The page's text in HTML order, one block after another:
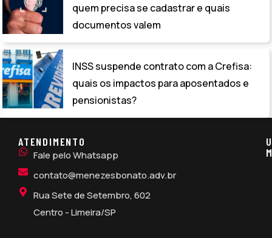
quem precisa se cadastrar e quais
documentos valem
INSS suspende contrato com a Crefisa:
quais os impactos para aposentados e
pensionistas?
ATENDIMENTO
Fale pelo Whatsapp
contato@menezesbonato.adv.br
Rua Sete de Setembro, 602
Centro - Limeira/SP